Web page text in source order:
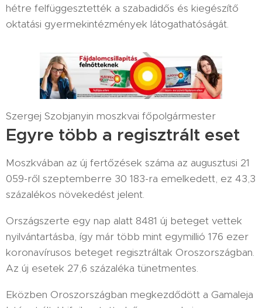
hétre felfüggesztették a szabadidős és kiegészítő
oktatási gyermekintézmények látogathatóságát.
Szergej Szobjanyin moszkvai főpolgármester
Egyre több a regisztrált eset
Moszkvában az új fertőzések száma az augusztusi 21
059-ről szeptemberre 30 183-ra emelkedett, ez 43,3
százalékos növekedést jelent.
Országszerte egy nap alatt 8481 új beteget vettek
nyilvántartásba, így már több mint egymillió 176 ezer
koronavírusos beteget regisztráltak Oroszországban.
Az új esetek 27,6 százaléka tünetmentes.
Eközben Oroszországban megkezdődött a Gamaleja